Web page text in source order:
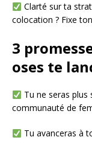
Clarté sur ta
colocation ? Fixe
3
oses te
Tu ne seras plus
communauté de
Tu avanceras à